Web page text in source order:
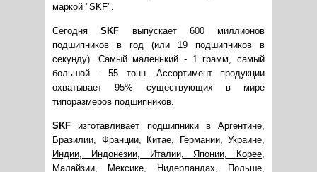
маркой "SKF".
СегодняSKF выпускает 600 миллионов
подшипников в год (или 19 подшипников в
секунду). Самый маленький - 1 грамм, самый
большой - 55 тонн. Ассортимент продукции
охватывает 95% существующих в мире
типоразмеров подшипников.
SKF изготавливает подшипники в Аргентине,
Бразилии, Франции, Китае, Германии, Украине,
Индии, Индонезии, Италии, Японии, Корее,
Малайзии, Мексике, Нидерландах, Польше,